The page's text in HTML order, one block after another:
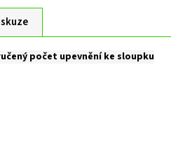
počet upevnění ke sloupku